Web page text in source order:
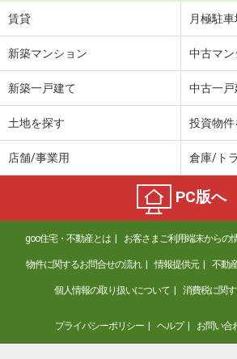
賃貸 月極駐
新築マンション 中古マン
新築一戸建て 中古一戸
土地を探す 投資物件
店舗/事業用 倉庫/ト
PC版へ
goo住宅・不動産とは お客さまご利用端末からの
物件に関するお問合せの流れ 情報提供元 不動
個人情報の取り扱いについて 消費税に関
プライバシーポリシー ヘルプ お問い合